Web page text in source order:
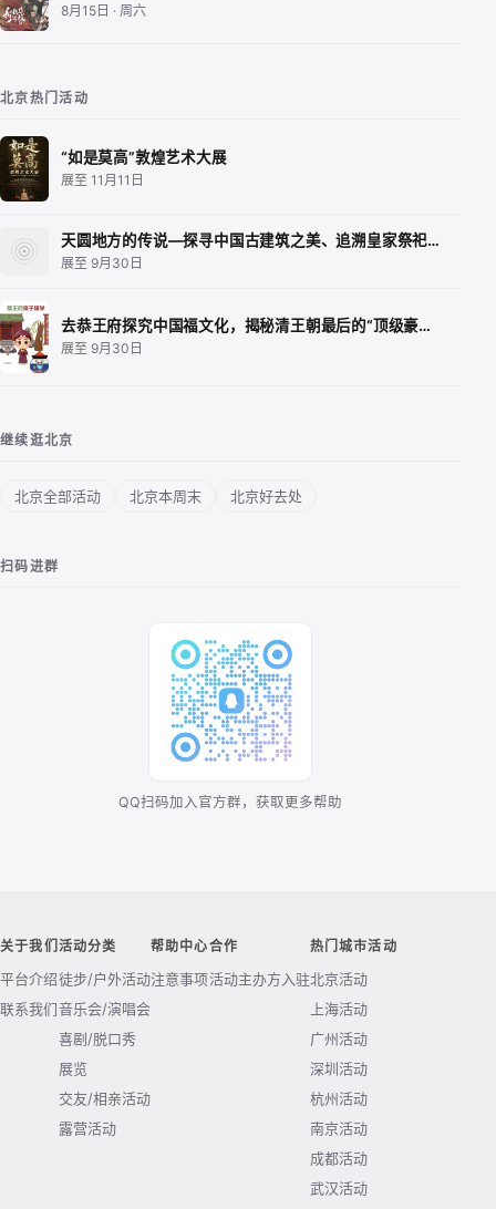
8月15日 · 周六
北京热门活动
“如是莫高”敦煌艺术大展
展至 11月11日
天圆地方的传说—探寻中国古建筑之美、追溯皇家祭祀…
展至 9月30日
去恭王府探究中国福文化，揭秘清王朝最后的“顶级豪…
展至 9月30日
继续逛北京
北京全部活动 北京本周末 北京好去处
扫码进群
QQ扫码加入官方群，获取更多帮助
关于我们
平台介绍
联系我们
活动分类
徒步/户外活动
音乐会/演唱会
喜剧/脱口秀
展览
交友/相亲活动
露营活动
帮助中心
注意事项
合作
活动主办方入驻
热门城市活动
北京活动
上海活动
广州活动
深圳活动
杭州活动
南京活动
成都活动
武汉活动